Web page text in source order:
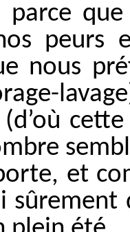
parce
peurs
nous
et
sûrement